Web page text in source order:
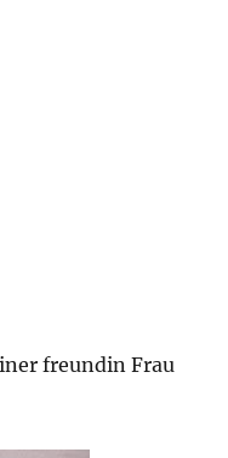
freundin Frau